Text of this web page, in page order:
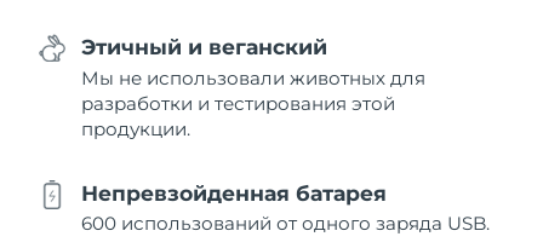
Этичный и веганский
Мы не использовали животных для
разработки и тестирования этой
продукции.
Непревзойденная батарея
600 использований от одного заряда USB.